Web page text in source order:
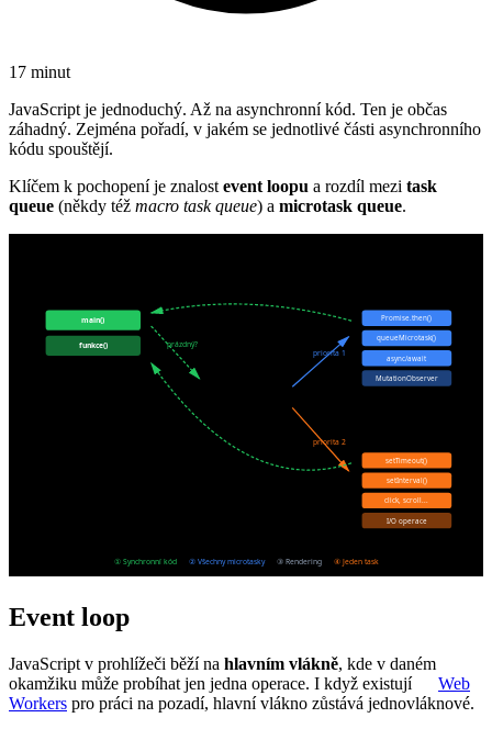
17 minut
JavaScript je jednoduchý. Až na asynchronní kód. Ten je občas
záhadný. Zejména pořadí, v jakém se jednotlivé části asynchronního
kódu spouštějí.
Klíčem k pochopení je znalost event loopu a rozdíl mezi task
queue (někdy též macro task queue) a microtask queue.
Event loop
JavaScript v prohlížeči běží na hlavním vlákně, kde v daném
okamžiku může probíhat jen jedna operace. I když existují
Web
Workers pro práci na pozadí, hlavní vlákno zůstává jednovláknové.